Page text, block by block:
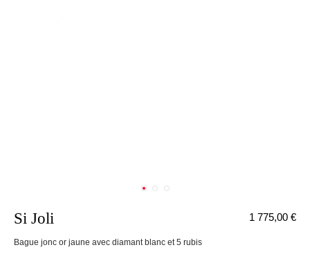
Si Joli
Bague jonc or jaune avec diamant blanc et 5 rubis
1 775,00 €